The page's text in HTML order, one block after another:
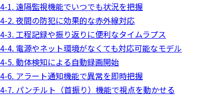
4-1. 遠隔監視機能でいつでも状況を把握
4-2. 夜間の防犯に効果的な赤外線対応
4-3. 工程記録や振り返りに便利なタイムラプス
4-4. 電源やネット環境がなくても対応可能なモデル
4-5. 動体検知による自動録画開始
4-6. アラート通知機能で異常を即時把握
4-7. パンチルト（首振り）機能で視点を動かせる